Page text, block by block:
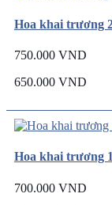
Hoa khai trương
750.000 VND
650.000 VND
Hoa khai trương
700.000 VND